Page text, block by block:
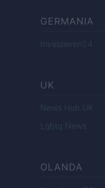
GERMANIA
Investieren24
UK
News Hub UK
Lgbtq News
OLANDA